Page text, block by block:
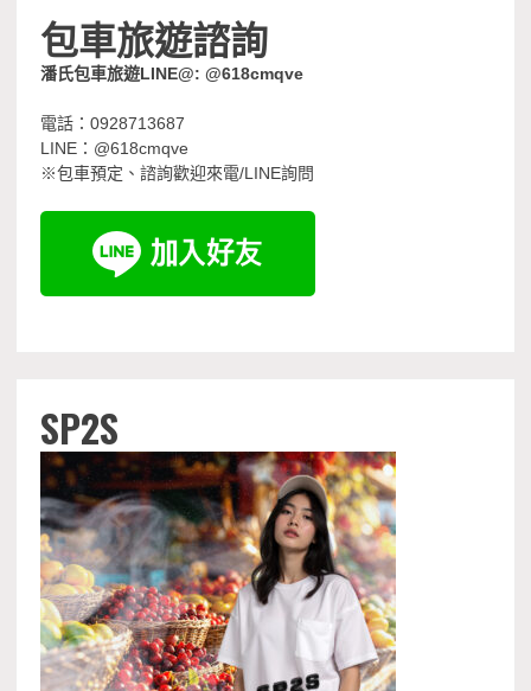
包車旅遊諮詢
潘氏包車旅遊LINE@: @618cmqve
電話：0928713687
LINE：@618cmqve
※包車預定、諮詢歡迎來電/LINE詢問
SP2S